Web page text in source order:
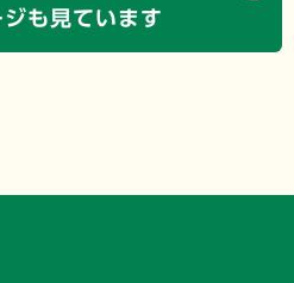
も見ています